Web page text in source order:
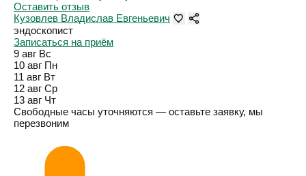
Оставить отзыв
Кузовлев Владислав Евгеньевич
эндоскопист
Записаться на приём
9 авг Вс
10 авг Пн
11 авг Вт
12 авг Ср
13 авг Чт
Свободные часы уточняются — оставьте заявку, мы
перезвоним